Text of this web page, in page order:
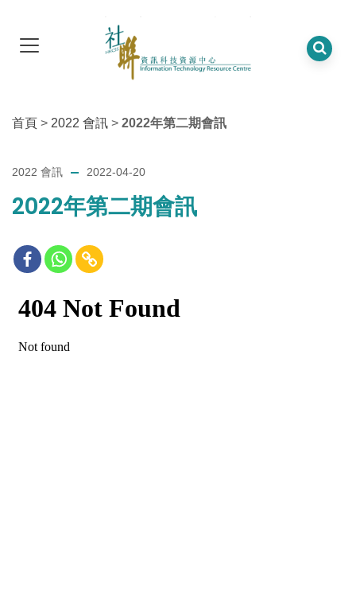
首頁 > 2022 會訊 > 2022年第二期會訊
2022 會訊 2022-04-20
2022年第二期會訊